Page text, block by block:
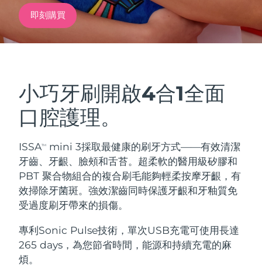
即刻購買
小巧牙刷開啟4合1全面
口腔護理。
ISSATM
mini 3採取最健康的刷牙方式——有效清潔
牙齒、牙齦、臉頰和舌苔。超柔軟的醫用級矽膠和
PBT 聚合物組合的複合刷毛能夠輕柔按摩牙齦，有
效掃除牙菌斑。強效潔齒同時保護牙齦和牙釉質免
受過度刷牙帶來的損傷。
專利Sonic Pulse技術，單次USB充電可使用長達
265 days，為您節省時間，能源和持續充電的麻
煩。
紅光療法
LUNA™ 4 套裝
Anti-aging massage
Massage, LED heating
BEAR™ 2 套裝
Microcurrent toning
Microcurrent toning on-the-go
補水保濕
UFO™ 3 套裝
Deep facial hydration
issa™ 4
Hybrid silicone sonic toothbrush
FAQ™ 抗老護理
加拿大 預計送達日期
奧地利 預計送達日期12/8/26
巴林
比利時 預計送達日期 12/8/26
百慕達 預計送達日期18/8/26
波士尼亞與赫塞哥維納 預計送達日期15/8/26
汶萊
保加利亞 預計送達日期12/8/26